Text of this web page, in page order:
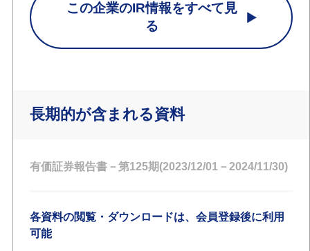
この企業のIR情報をすべて見
る
長期的が含まれる資料
有価証券報告書－第125期(2023/12/01－2024/11/30)
各資料の閲覧・ダウンロードは、会員登録後に利用
可能